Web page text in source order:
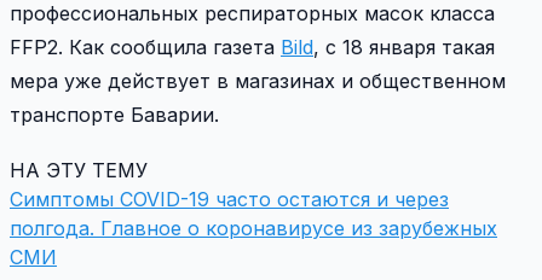
профессиональных респираторных масок класса
FFP2. Как сообщила газета Bild, с 18 января такая
мера уже действует в магазинах и общественном
транспорте Баварии.
НА ЭТУ ТЕМУ
Симптомы COVID-19 часто остаются и через
полгода. Главное о коронавирусе из зарубежных
СМИ